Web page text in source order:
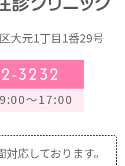
元1丁目1番29号
3232
～17:00
応しております。